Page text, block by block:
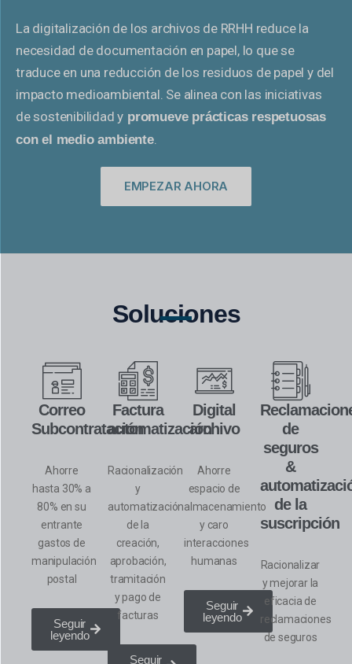
La digitalización de los archivos de RRHH reduce la
necesidad de documentación en papel, lo que se
traduce en una reducción de los residuos de papel y del
impacto medioambiental. Se alinea con las iniciativas
de sostenibilidad y promueve prácticas respetuosas
con el medio ambiente.
EMPEZAR AHORA
Soluciones
Correo
Subcontratación
Ahorre
hasta 30% a
80% en su
entrante
gastos de
manipulación
postal
Seguir
leyendo
Factura
automatización
Racionalización
y
automatización
de la
creación,
aprobación,
tramitación
y pago de
facturas
Seguir
Digital
archivo
Ahorre
espacio de
almacenamiento
y caro
interacciones
humanas
Seguir
leyendo
de
seguros
&
de la
suscripción
Racionalizar
y mejorarla
eficacia de
reclamaciones
de seguros